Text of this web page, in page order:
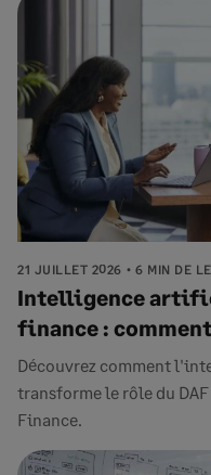
21 JUILLET 2026 6 MIN DE
Intelligence
finance :
Découvrez comment
transforme le rôle du
Finance.